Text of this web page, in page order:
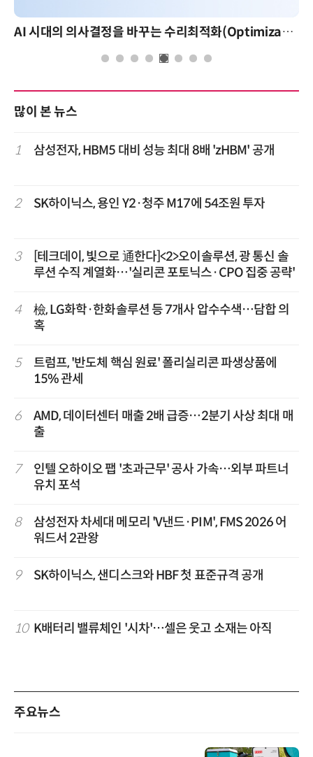
AI 시대의 의사결정을 바꾸는 수리최적화(Optimization): 실제 산업 적용 사례와 활용 전략
많이 본 뉴스
1 삼성전자, HBM5 대비 성능 최대 8배 'zHBM' 공개
2 SK하이닉스, 용인 Y2·청주 M17에 54조원 투자
3
[테크데이, 빛으로 通한다]<2>오이솔루션, 광 통신 솔
루션 수직 계열화…'실리콘 포토닉스·CPO 집중 공략'
4
檢, LG화학·한화솔루션 등 7개사 압수수색…담합 의
혹
5
트럼프, '반도체 핵심 원료' 폴리실리콘 파생상품에
15% 관세
6
AMD, 데이터센터 매출 2배 급증…2분기 사상 최대 매
출
7
인텔 오하이오 팹 '초과근무' 공사 가속…외부 파트너
유치 포석
8
삼성전자 차세대 메모리 'V낸드·PIM', FMS 2026 어
워드서 2관왕
9 SK하이닉스, 샌디스크와 HBF 첫 표준규격 공개
10 K배터리 밸류체인 '시차'…셀은 웃고 소재는 아직
주요뉴스